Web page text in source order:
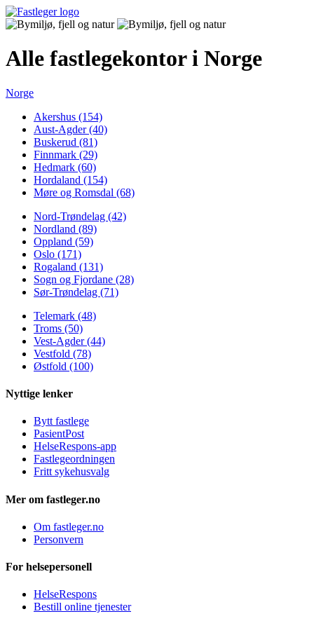
Alle fastlegekontor i Norge
Norge
Akershus (154)
Aust-Agder (40)
Buskerud (81)
Finnmark (29)
Hedmark (60)
Hordaland (154)
Møre og Romsdal (68)
Nord-Trøndelag (42)
Nordland (89)
Oppland (59)
Oslo (171)
Rogaland (131)
Sogn og Fjordane (28)
Sør-Trøndelag (71)
Telemark (48)
Troms (50)
Vest-Agder (44)
Vestfold (78)
Østfold (100)
Nyttige lenker
Bytt fastlege
PasientPost
HelseRespons-app
Fastlegeordningen
Fritt sykehusvalg
Mer om fastleger.no
Om fastleger.no
Personvern
For helsepersonell
HelseRespons
Bestill online tjenester